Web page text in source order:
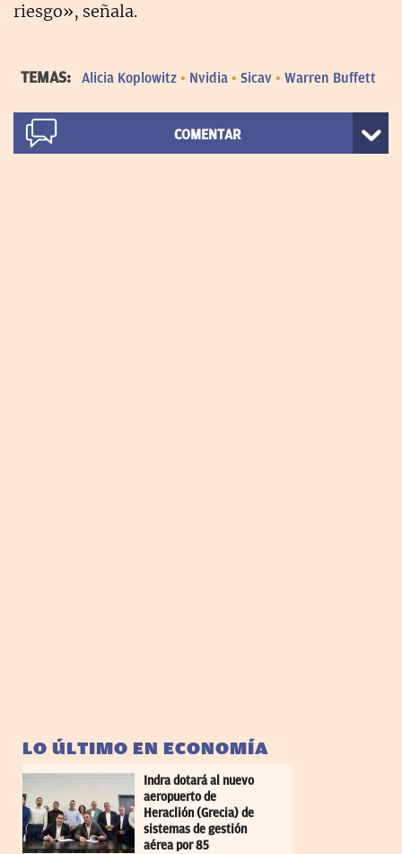
riesgo», señala.
TEMAS: Alicia Koplowitz Nvidia Sicav Warren Buffett
COMENTAR
LO ÚLTIMO EN ECONOMÍA
Indra dotará al nuevo
aeropuerto de
Heraclión (Grecia) de
sistemas de gestión
aérea por 85